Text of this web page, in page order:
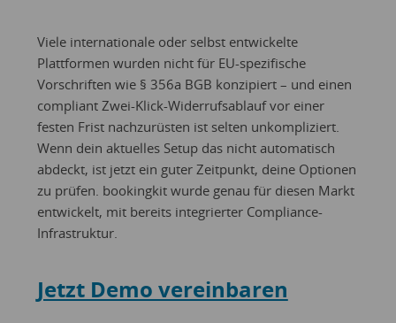
Viele internationale oder selbst entwickelte
Plattformen wurden nicht für EU-spezifische
Vorschriften wie § 356a BGB konzipiert – und einen
compliant Zwei-Klick-Widerrufsablauf vor einer
festen Frist nachzurüsten ist selten unkompliziert.
Wenn dein aktuelles Setup das nicht automatisch
abdeckt, ist jetzt ein guter Zeitpunkt, deine Optionen
zu prüfen. bookingkit wurde genau für diesen Markt
entwickelt, mit bereits integrierter Compliance-
Infrastruktur.
Jetzt Demo vereinbaren